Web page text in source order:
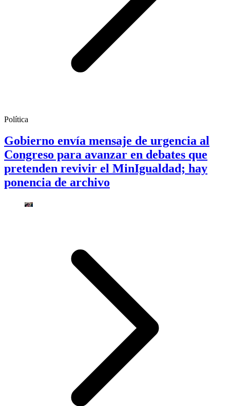
Política
Gobierno envía mensaje de urgencia al
Congreso para avanzar en debates que
pretenden revivir el MinIgualdad; hay
ponencia de archivo